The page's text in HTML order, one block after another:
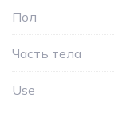
Пол
Часть тела
Use